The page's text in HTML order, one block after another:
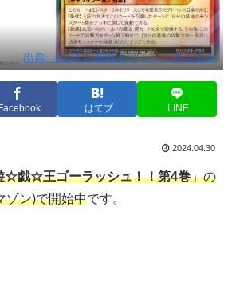
出典:【公式】遊戯王ラッシュデュエル
はてブ LINE
2024.04.30
☆戯☆王ゴーラッシュ！！第4巻」の
ゾン)で開始中です。